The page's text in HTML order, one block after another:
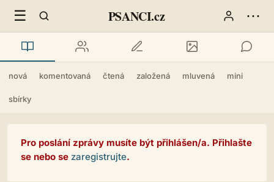
☰ PSANCI.cz ⋯
nová komentovaná čtená založená mluvená mini
sbírky
Pro poslání zprávy musíte být přihlášen/a. Přihlašte
se nebo se zaregistrujte.